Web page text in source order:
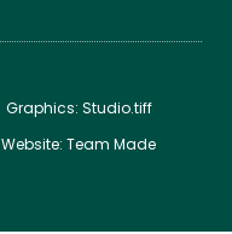
Graphics: Studio.tiff
Website: Team Made